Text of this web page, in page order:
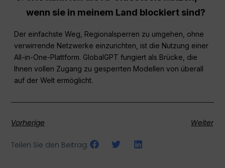
wenn sie in meinem Land blockiert sind?
Der einfachste Weg, Regionalsperren zu umgehen, ohne
verwirrende Netzwerke einzurichten, ist die Nutzung einer
All-in-One-Plattform. GlobalGPT fungiert als Brücke, die
Ihnen vollen Zugang zu gesperrten Modellen von überall
auf der Welt ermöglicht.
Vorherige Weiter
Teilen Sie den Beitrag: